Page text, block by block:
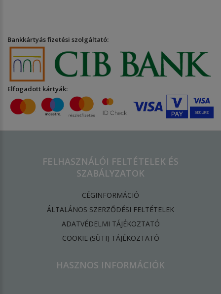
Bankkártyás fizetési szolgáltató:
Elfogadott kártyák:
FELHASZNÁLÓI FELTÉTELEK ÉS
SZABÁLYZATOK
CÉGINFORMÁCIÓ
ÁLTALÁNOS SZERZŐDÉSI FELTÉTELEK
ADATVÉDELMI TÁJÉKOZTATÓ
​COOKIE (SÜTI) TÁJÉKOZTATÓ
HASZNOS INFORMÁCIÓK